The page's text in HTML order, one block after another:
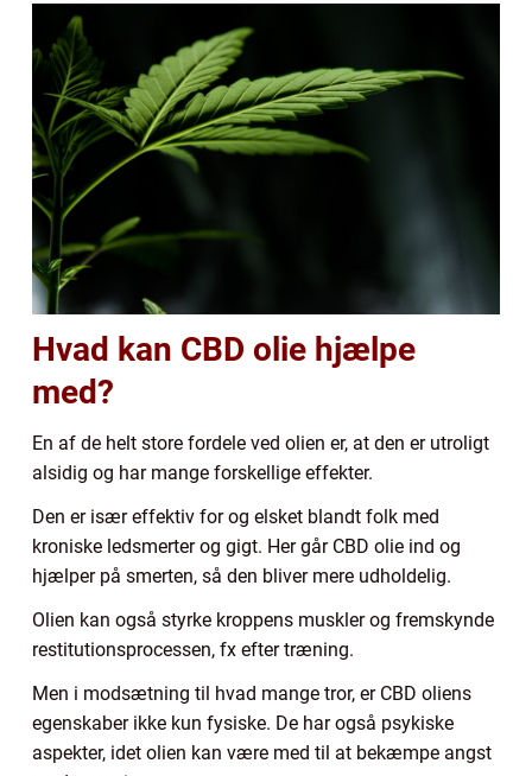
Hvad kan CBD olie hjælpe
med?
En af de helt store fordele ved olien er, at den er utroligt
alsidig og har mange forskellige effekter.
Den er især effektiv for og elsket blandt folk med
kroniske ledsmerter og gigt. Her går CBD olie ind og
hjælper på smerten, så den bliver mere udholdelig.
Olien kan også styrke kroppens muskler og fremskynde
restitutionsprocessen, fx efter træning.
Men i modsætning til hvad mange tror, er CBD oliens
egenskaber ikke kun fysiske. De har også psykiske
aspekter, idet olien kan være med til at bekæmpe angst